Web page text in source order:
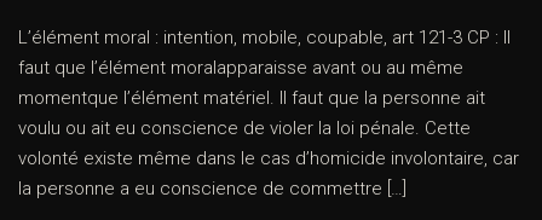
L’élément moral : intention, mobile, coupable, art 121-3 CP : Il
faut que l’élément moralapparaisse avant ou au même
momentque l’élément matériel. Il faut que la personne ait
voulu ou ait eu conscience de violer la loi pénale. Cette
volonté existe même dans le cas d’homicide involontaire, car
la personne a eu conscience de commettre […]